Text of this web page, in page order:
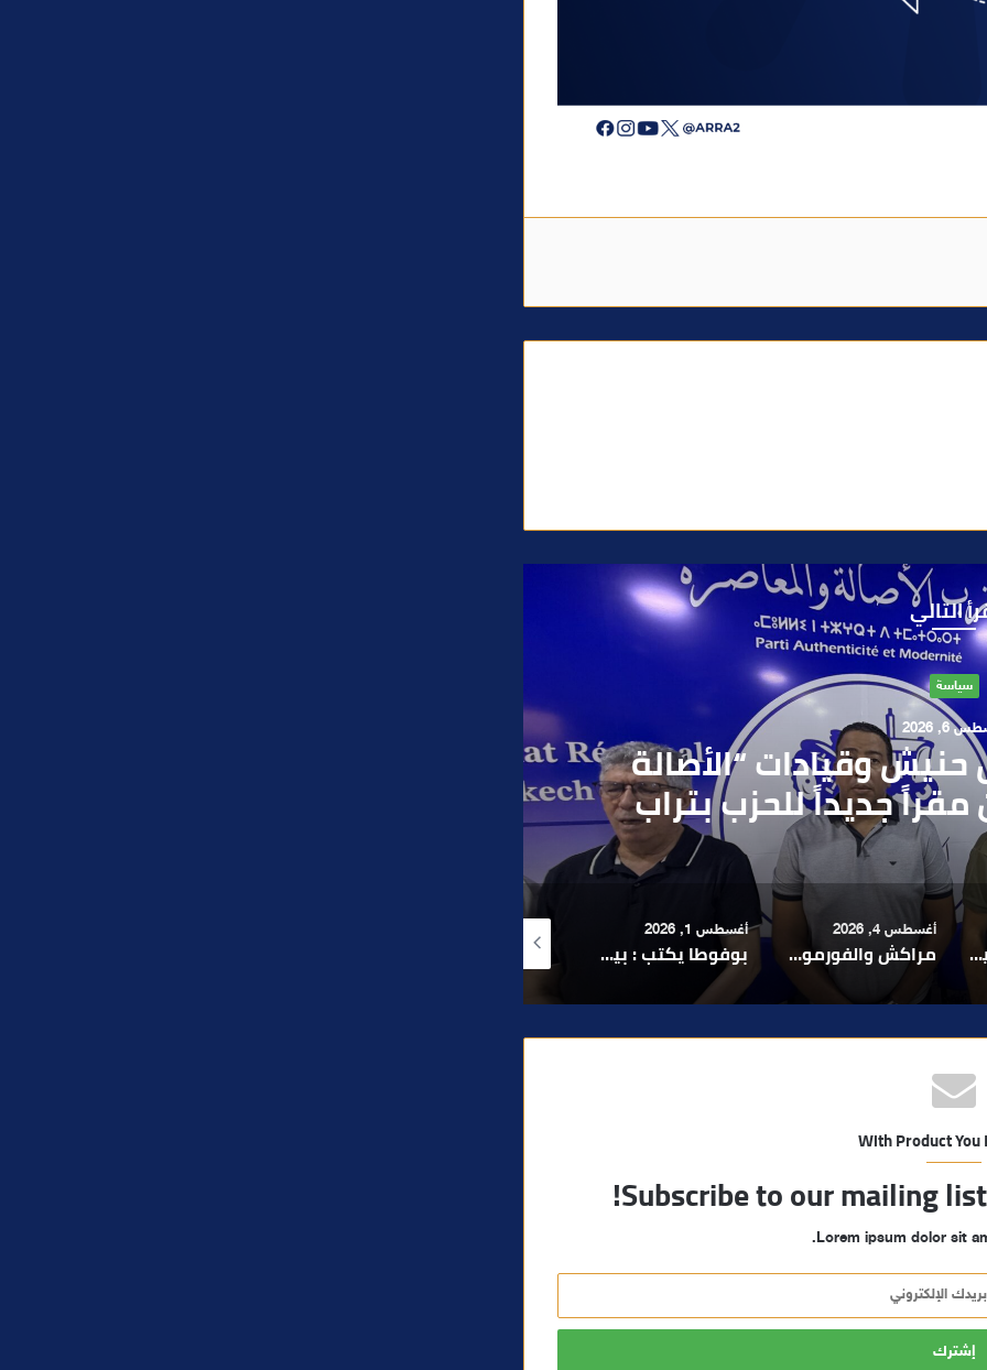
التالي
حوادث
4, 2026
أمن مراكش يطيح
في سرقة مسلحة..
في المنعرج الأخير؟
أغسطس 1, 2026
بوفوطا يكتب : بين صمت الحكومة وسباق الانتخابات… هل أصبحت إدارة الأزمات خارج أولويات الفاعلين السياسيين؟
أغسطس 6, 2026
رشيد نجاح يدق ناقوس الخطر بشأن تعثر الملفات الاستثمارية بمراكش ويدعو إلى تسريع المساطر الإدارية..
With Product You
Subscribe to our mailing
Lorem ipsum dolor sit